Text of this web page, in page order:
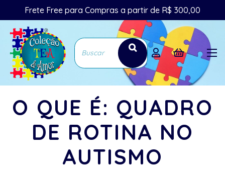
Frete Free para Compras a partir de R$ 300,00
O QUE É: QUADRO
DE ROTINA NO
AUTISMO